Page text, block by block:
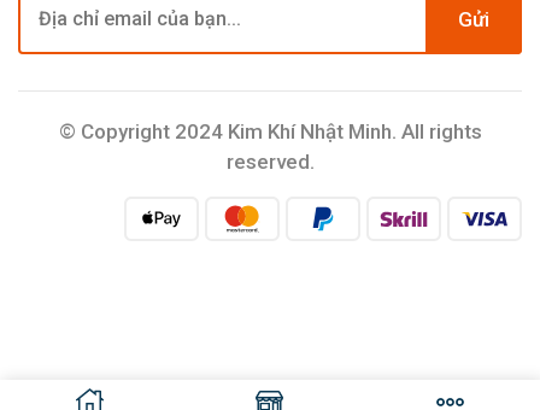
Gửi
© Copyright 2024 Kim Khí Nhật Minh. All rights
reserved.